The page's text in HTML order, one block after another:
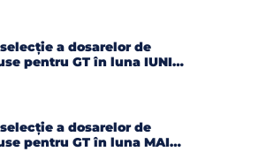
a dosarelor de
pentru GT în luna IUNIE
a dosarelor de
pentru GT în luna MAI